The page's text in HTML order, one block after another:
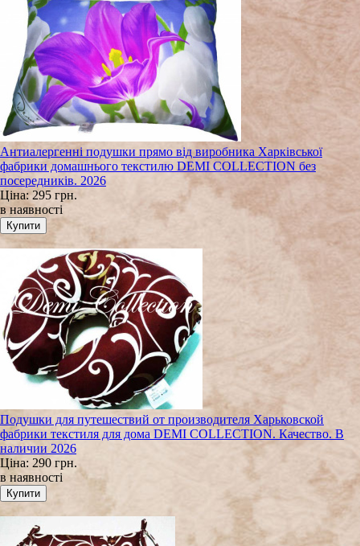
Антиалергенні подушки прямо від виробника Харківської
фабрики домашнього текстилю DEMI COLLECTION без
посередників. 2026
Ціна:295 грн.
в наявності
Подушки для путешествий от производителя Харьковской
фабрики текстиля для дома DEMI COLLECTION. Качество. В
наличии 2026
Ціна: 290 грн.
в наявності